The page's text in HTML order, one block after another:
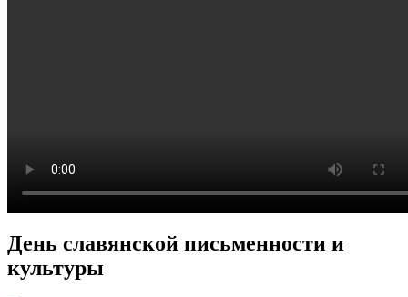
День славянской письменности и
культуры